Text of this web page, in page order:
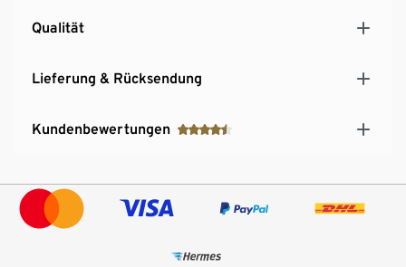
Qualität
Lieferung & Rücksendung
Kundenbewertungen